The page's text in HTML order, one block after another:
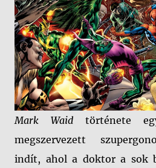
Mark Waid története
megszervezett
indít, ahol a doktor a sok